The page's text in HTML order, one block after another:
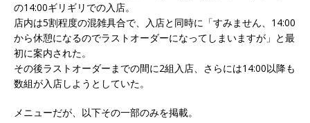
の14:00ギリギリでの入店。
店内は5割程度の混雑具合で、入店と同時に「すみません、14:00
から休憩になるのでラストオーダーになってしまいますが」と最
初に案内された。
その後ラストオーダーまでの間に2組入店、さらには14:00以降も
数組が入店しようとしていた。
メニューだが、以下その一部のみを掲載。